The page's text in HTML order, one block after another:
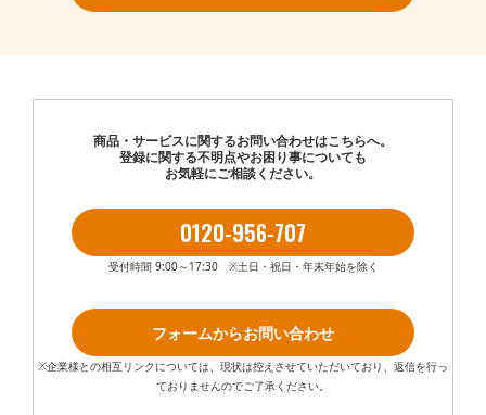
商品・サービスに関するお問い合わせはこちらへ。
登録に関する不明点やお困り事についても
お気軽にご相談ください。
0120-956-707
受付時間 9:00～17:30 ※土日・祝日・年末年始を除く
フォームからお問い合わせ
※企業様との相互リンクについては、現状は控えさせていただいており、返信を行っ
ておりませんのでご了承ください。